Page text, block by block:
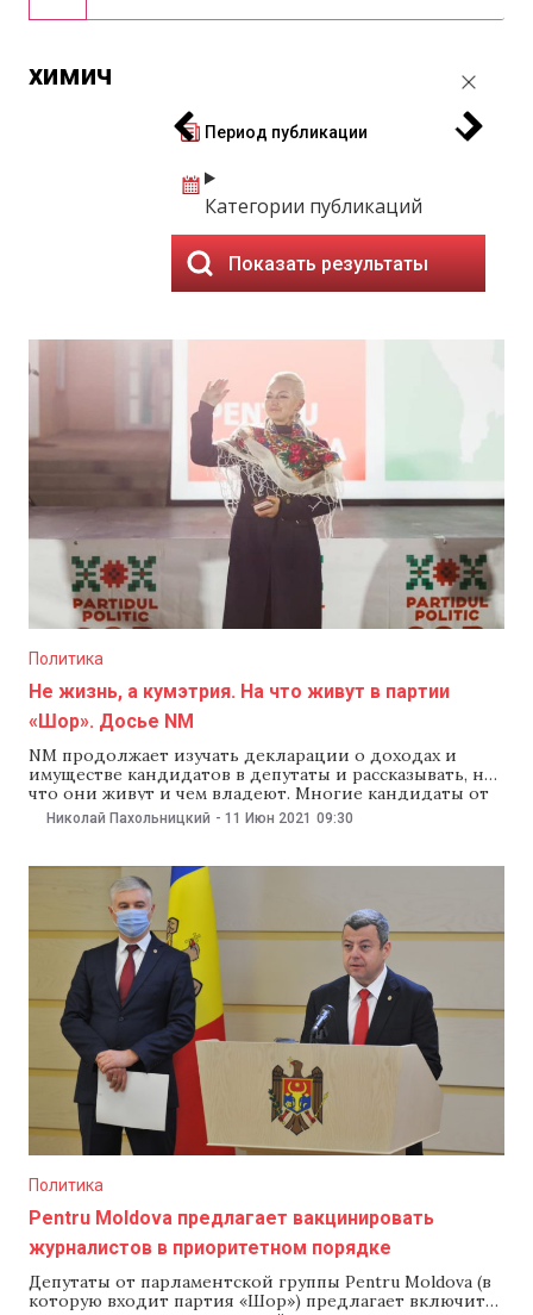
химич
Период публикации
Категории публикаций
Показать результаты
Политика
Не жизнь, а кумэтрия. На что живут в партии
«Шор». Досье NM
NM продолжает изучать декларации о доходах и
имуществе кандидатов в депутаты и рассказывать, на
что они живут и чем владеют. Многие кандидаты от
партии «Шор», как оказалось, живут в основном за
счет крупных денежных подарков на дни рождения и
владеют дорогими квартирами, домами
Николай Пахольницкий - 11 Июн 2021 09:30
Политика
Pentru Moldova предлагает вакцинировать
журналистов в приоритетном порядке
Депутаты от парламентской группы Pentru Moldova (в
которую входит партия «Шор») предлагает включить